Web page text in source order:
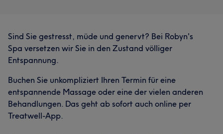
Sind Sie gestresst, müde und genervt? Bei Robyn's
Spa versetzen wir Sie in den Zustand völliger
Entspannung.
Buchen Sie unkompliziert Ihren Termin für eine
entspannende Massage oder eine der vielen anderen
Behandlungen. Das geht ab sofort auch online per
Treatwell-App.